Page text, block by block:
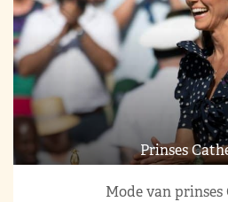
Prinses
Mode van